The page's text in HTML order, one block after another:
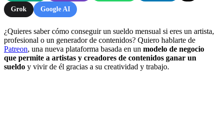
Grok Google AI
¿Quieres saber cómo conseguir un sueldo mensual si eres un artista,
profesional o un generador de contenidos? Quiero hablarte de
Patreon, una nueva plataforma basada en un modelo de negocio
que permite a artistas y creadores de contenidos ganar un
sueldo y vivir de él gracias a su creatividad y trabajo.